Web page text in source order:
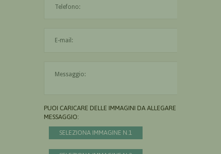
PUOI CARICARE DELLE IMMAGINI DA ALLEGARE AL
MESSAGGIO:
SELEZIONA IMMAGINE N.1